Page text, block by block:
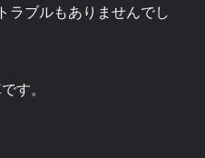
ラブルもありませんでし
す。